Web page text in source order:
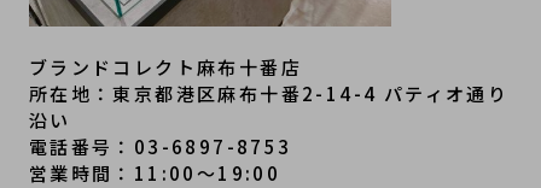
ブランドコレクト麻布十番店
所在地：東京都港区麻布十番2-14-4 パティオ通り
沿い
電話番号：03-6897-8753
営業時間：11:00～19:00